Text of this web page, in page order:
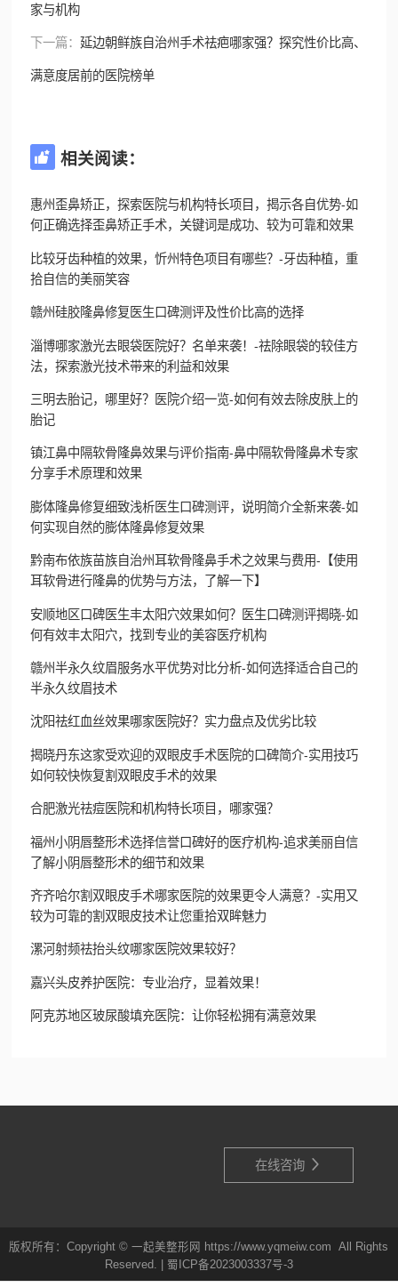
家与机构
下一篇： 延边朝鲜族自治州手术祛疤哪家强？探究性价比高、
满意度居前的医院榜单
 相关阅读：
惠州歪鼻矫正，探索医院与机构特长项目，揭示各自优势-如
何正确选择歪鼻矫正手术，关键词是成功、较为可靠和效果
比较牙齿种植的效果，忻州特色项目有哪些？-牙齿种植，重
拾自信的美丽笑容
赣州硅胶隆鼻修复医生口碑测评及性价比高的选择
淄博哪家激光去眼袋医院好？名单来袭！-祛除眼袋的较佳方
法，探索激光技术带来的利益和效果
三明去胎记，哪里好？医院介绍一览-如何有效去除皮肤上的
胎记
镇江鼻中隔软骨隆鼻效果与评价指南-鼻中隔软骨隆鼻术专家
分享手术原理和效果
膨体隆鼻修复细致浅析医生口碑测评，说明简介全新来袭-如
何实现自然的膨体隆鼻修复效果
黔南布依族苗族自治州耳软骨隆鼻手术之效果与费用-【使用
耳软骨进行隆鼻的优势与方法，了解一下】
安顺地区口碑医生丰太阳穴效果如何？医生口碑测评揭晓-如
何有效丰太阳穴，找到专业的美容医疗机构
赣州半永久纹眉服务水平优势对比分析-如何选择适合自己的
半永久纹眉技术
沈阳祛红血丝效果哪家医院好？实力盘点及优劣比较
揭晓丹东这家受欢迎的双眼皮手术医院的口碑简介-实用技巧
如何较快恢复割双眼皮手术的效果
合肥激光祛痘医院和机构特长项目，哪家强？
福州小阴唇整形术选择信誉口碑好的医疗机构-追求美丽自信
了解小阴唇整形术的细节和效果
齐齐哈尔割双眼皮手术哪家医院的效果更令人满意？-实用又
较为可靠的割双眼皮技术让您重拾双眸魅力
漯河射频祛抬头纹哪家医院效果较好？
嘉兴头皮养护医院：专业治疗，显着效果！
阿克苏地区玻尿酸填充医院：让你轻松拥有满意效果
在线咨询 
版权所有：Copyright © 一起美整形网 https://www.yqmeiw.com All Rights
Reserved. | 蜀ICP备2023003337号-3